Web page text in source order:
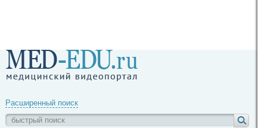
Расширенный поиск